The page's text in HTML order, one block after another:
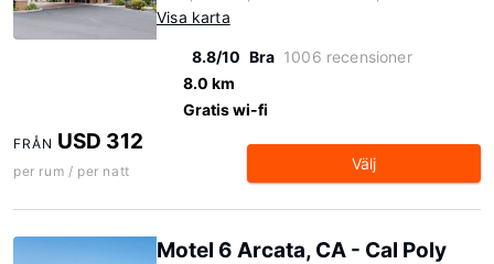
Visa karta
8.8/10 Bra 1006 recensioner
8.0 km
Gratis wi-fi
FRÅN USD 312
per rum / per natt Välj
Motel 6 Arcata, CA - Cal Poly